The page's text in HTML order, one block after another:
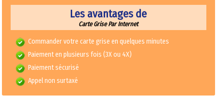
Les avantages de
Carte Grise Par Internet
Commander votre carte grise en quelques minutes
Paiement en plusieurs fois (3X ou 4X)
Paiement sécurisé
Appel non surtaxé